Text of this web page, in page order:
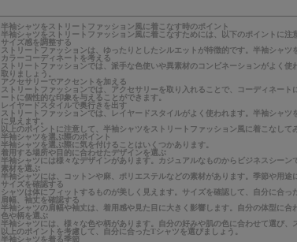
半袖シャツをストリートファッション風に着こなす時のポイント
半袖シャツをストリートファッション風に着こなすためには、以下のポイントに注
サイズ感を調整する
ストリートファッションは、ゆったりとしたシルエットが特徴的です。半袖シャ
カラーコーディネートを考える
ストリートファッションでは、派手な色使いや異素材のコンビネーションがよく
取りましょう。
アクセサリーでアクセントを加える
ストリートファッションでは、アクセサリーを取り入れることで、コーディネー
ートに個性的な印象を与えることができます。
レイヤードスタイルで奥行きを出す
ストリートファッションでは、レイヤードスタイルがよく使われます。半袖シャ
に見えます。
以上のポイントに注意して、半袖シャツをストリートファッション風に着こなして
半袖シャツを選ぶ際のポイント
半袖シャツを選ぶ際に気を付けることはいくつかあります。
着用する場所や目的に合わせたデザインを選ぶ
半袖シャツには様々なデザインがあります。カジュアルなものからビジネスシー
素材を選ぶ
半袖シャツには、コットンや麻、ポリエステルなどの素材があります。季節や用途
サイズを確認する
シャツは体にフィットするものが美しく見えます。サイズを確認して、自分に合っ
肩幅、袖丈を確認する
半袖シャツの肩幅や袖丈は、着用感や見た目に大きく影響します。自分の体型に合
色や柄を選ぶ
半袖シャツには、様々な色や柄があります。自分の好みや肌の色に合わせて選び、
以上のポイントを考慮して、自分に合ったTシャツを選びましょう。
半袖シャツを着る季節